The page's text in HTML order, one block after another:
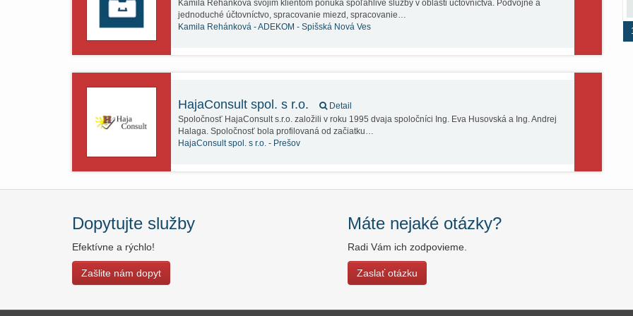
Kamila Rehánková svojim klientom ponúka spoľahlivé služby v oblasti účtovníctva. Podvojné a
jednoduché účtovníctvo, spracovanie miezd, spracovanie…
Kamila Rehánková - ADEKOM - Spišská Nová Ves
HajaConsult spol. s r.o.
Detail
Spoločnosť HajaConsult s.r.o. založili v roku 1995 dvaja spoločníci Ing. Eva Husovská a Ing. Andrej
Halaga. Spoločnosť bola profilovaná od začiatku…
HajaConsult spol. s r.o. - Prešov
Dopytujte služby
Efektívne a rýchlo!
Zašlite nám dopyt
Máte nejaké otázky?
Radi Vám ich zodpovieme.
Zaslať otázku